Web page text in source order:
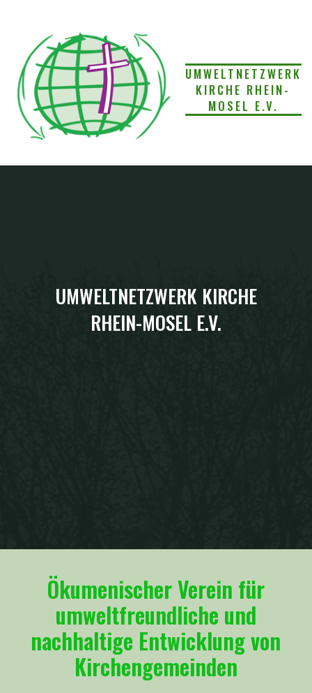
content
UMWELTNETZWERK
KIRCHE RHEIN-
MOSEL E.V.
UMWELTNETZWERK KIRCHE
RHEIN-MOSEL E.V.
Ökumenischer Verein für
umweltfreundliche und
nachhaltige Entwicklungvon
Kirchengemeinden